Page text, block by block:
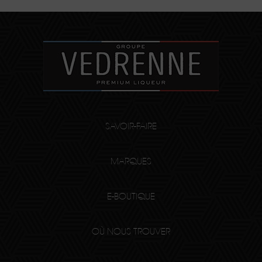
SAVOIR-FAIRE
MARQUES
E-BOUTIQUE
OÙ NOUS TROUVER